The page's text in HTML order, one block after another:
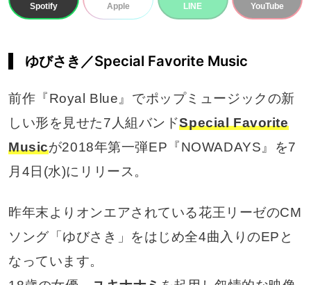
Spotify Apple LINE YouTube
ゆびさき／Special Favorite Music
前作『Royal Blue』でポップミュージックの新
しい形を見せた7人組バンドSpecial Favorite
Musicが2018年第一弾EP『NOWADAYS』を7
月4日(水)にリリース。
昨年末よりオンエアされている花王リーゼのCM
ソング「ゆびさき」をはじめ全4曲入りのEPと
なっています。